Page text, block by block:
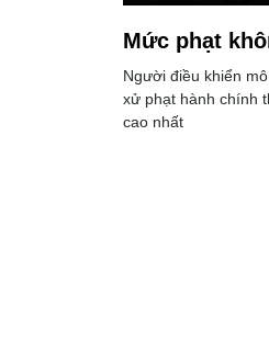
Mức phạt
Người điều khiển
xử phạt hành chính
cao nhất